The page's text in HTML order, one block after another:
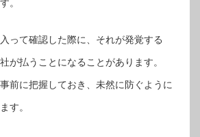
。
って確認した際に、それが発覚する
が払うことになることがあります。
前に把握しておき、未然に防ぐように
す。